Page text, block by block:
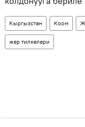
Кыргызстан Коом
жер тилкелери